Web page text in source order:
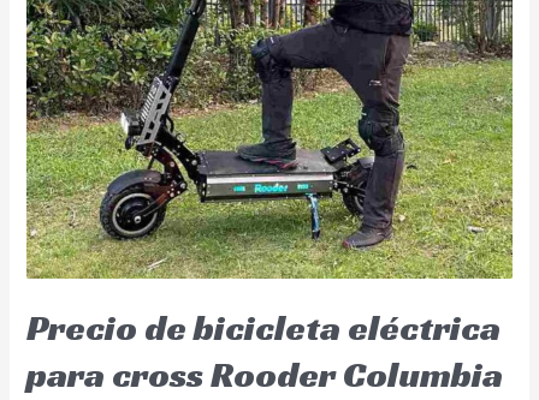
Precio de bicicleta eléctrica
para cross Rooder Columbia